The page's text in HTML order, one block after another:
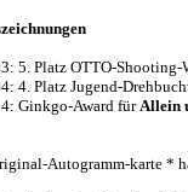
5. Platz OTTO-Shooting-
4. Platz Jugend-
Ginkgo-Award fürAllein
Autogramm-karte *